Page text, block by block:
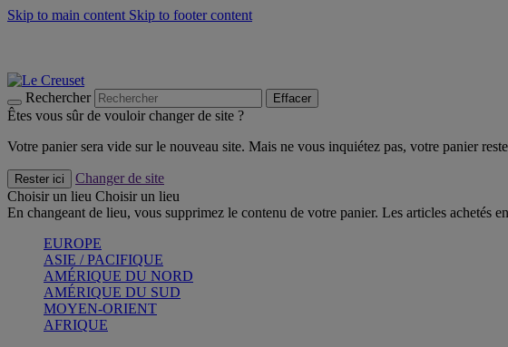
Skip to main content Skip to footer content
Rechercher Effacer
Êtes vous sûr de vouloir changer de site ?
Votre panier sera vide sur le nouveau site. Mais ne vous inquiétez pas, votre panier
Rester ici
Changer de site
Choisir un lieu Choisir un lieu
En changeant de lieu, vous supprimez le contenu de votre panier. Les articles achetés
EUROPE
ASIE / PACIFIQUE
AMÉRIQUE DU NORD
AMÉRIQUE DU SUD
MOYEN-ORIENT
AFRIQUE